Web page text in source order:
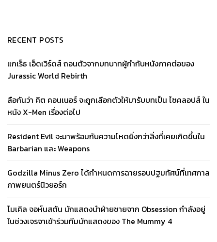
RECENT POSTS
แกเร็ธ เอ็ดเวิร์ดส์ ถอนตัวจากบทบาทผู้กำกับหนังภาคต่อของ
Jurassic World Rebirth
ลือกันว่า คิต คอนเนอร์ จะถูกเลือกตัวให้มารับบทเป็น ไซคลอปส์ ใน
หนัง X-Men เรื่องต่อไป
Resident Evil จะมาพร้อมกับความโหดยิ่งกว่าสิ่งที่เคยเกิดขึ้นใน
Barbarian และ Weapons
Godzilla Minus Zero ได้กำหนดการฉายรอบปฐมทัศน์ที่เทศกาล
ภาพยนตร์นิวยอร์ก
ไมเคิล จอห์นสตัน นักแสดงนำฝ่ายชายจาก Obsession กำลังอยู่
ในช่วงเจรจาเข้าร่วมทีมนักแสดงของ The Mummy 4